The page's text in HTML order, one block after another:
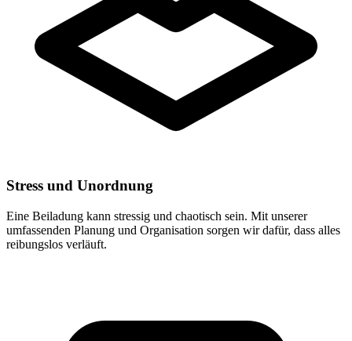
Stress und Unordnung
Eine Beiladung kann stressig und chaotisch sein. Mit unserer
umfassenden Planung und Organisation sorgen wir dafür, dass alles
reibungslos verläuft.